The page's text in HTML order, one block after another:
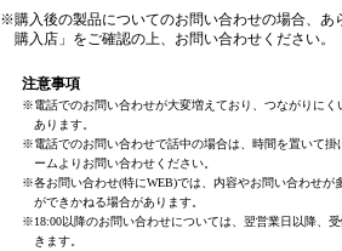
※購入後の製品についてのお問い合わせの場合、あ
購入店」をご確認の上、お問い合わせください。
注意事項
※電話でのお問い合わせが大変増えており、つながりにく
あります。
※電話でのお問い合わせで話中の場合は、時間を置いて掛
ームよりお問い合わせください。
※各お問い合わせ(特にWEB)では、内容やお問い合わせが
ができかねる場合があります。
※18:00以降のお問い合わせについては、翌営業日以降、
きます。